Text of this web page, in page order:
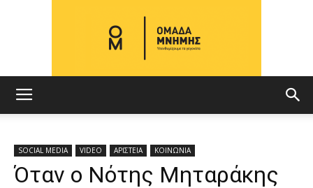
ΜΝΗΜΗΣ
SOCIAL MEDIA VIDEO ΑΡΙΣΤΕΙΑ ΚΟΙΝΩΝΙΑ
Όταν ο Νότης Μηταράκης